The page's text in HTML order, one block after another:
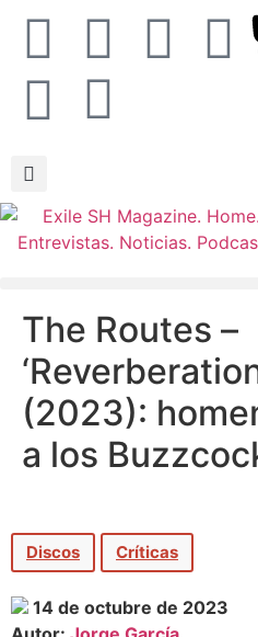
The Routes –
(2023):
a los
Discos Críticas
14 de octubre de 2023